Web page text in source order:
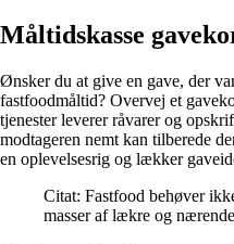
Måltidskasse
Ønsker du at give en gave, der
fastfoodmåltid? Overvej et
tjenester leverer råvarer og
modtageren nemt kan tilberede
en oplevelsesrig og lækker
Citat: Fastfood behøver
masser af lækre og